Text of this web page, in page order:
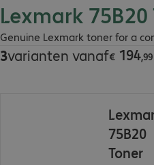
Lexmark 75B20
Genuine Lexmark toner for a
3varianten vanaf€ 194,99
€ 194,99
75B20
Toner